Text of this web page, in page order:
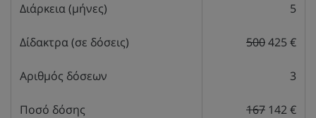
Διάρκεια (μήνες) 5
Δίδακτρα (σε δόσεις) 500425 €
Αριθμός δόσεων 3
Ποσό δόσης 167 142 €